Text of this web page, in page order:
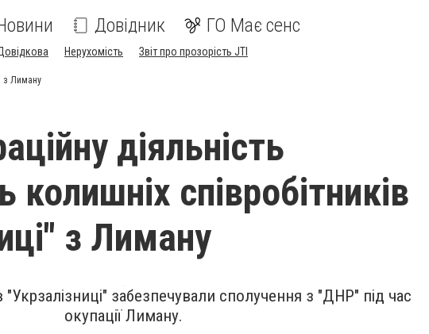
Довідник ГО Має сенс
Нерухомість Звіт про прозорість JTI
з Лиману
діяльність
колишніх співробітників
з Лиману
"Укрзалізниці" забезпечували сполучення з "ДНР" під час
окупації Лиману.